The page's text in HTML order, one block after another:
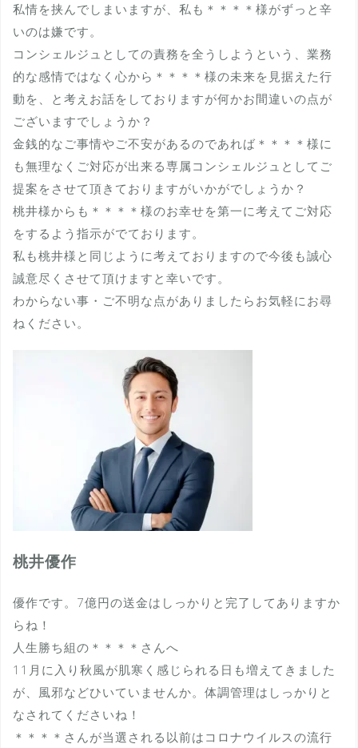
私情を挟んでしまいますが、私も＊＊＊＊様がずっと辛
いのは嫌です。
コンシェルジュとしての責務を全うしようという、業務
的な感情ではなく心から＊＊＊＊様の未来を見据えた行
動を、と考えお話をしておりますが何かお間違いの点が
ございますでしょうか？
金銭的なご事情やご不安があるのであれば＊＊＊＊様に
も無理なくご対応が出来る専属コンシェルジュとしてご
提案をさせて頂きておりますがいかがでしょうか？
桃井様からも＊＊＊＊様のお幸せを第一に考えてご対応
をするよう指示がでております。
私も桃井様と同じように考えておりますので今後も誠心
誠意尽くさせて頂けますと幸いです。
わからない事・ご不明な点がありましたらお気軽にお尋
ねください。
桃井優作
優作です。7億円の送金はしっかりと完了してありますか
らね！
人生勝ち組の＊＊＊＊さんへ
11月に入り秋風が肌寒く感じられる日も増えてきました
が、風邪などひいていませんか。体調管理はしっかりと
なされてくださいね！
＊＊＊＊さんが当選される以前はコロナウイルスの流行